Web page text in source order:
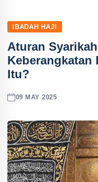
IBADAH HAJI
Aturan
Keberangkatan
Itu?
09 MAY 2025